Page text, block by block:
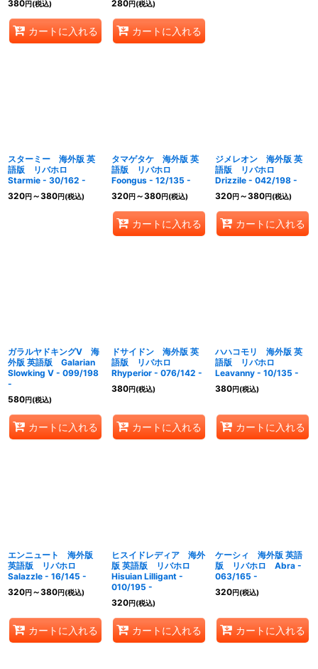
380円(税込)
カートに入れる
280円(税込)
カートに入れる
スターミー 海外版 英
語版 リバホロ
Starmie - 30/162 -
320円～380円(税込)
タマゲタケ 海外版 英
語版 リバホロ
Foongus - 12/135 -
320円～380円(税込)
カートに入れる
ジメレオン 海外版 英
語版 リバホロ
Drizzile - 042/198 -
320円～380円(税込)
カートに入れる
ガラルヤドキングV 海
外版 英語版 Galarian
Slowking V - 099/198
-
580円(税込)
カートに入れる
ドサイドン 海外版 英
語版 リバホロ
Rhyperior - 076/142 -
380円(税込)
カートに入れる
ハハコモリ 海外版 英
語版 リバホロ
Leavanny - 10/135 -
380円(税込)
カートに入れる
エンニュート 海外版
英語版 リバホロ
Salazzle - 16/145 -
320円～380円(税込)
カートに入れる
ヒスイドレディア 海外
版 英語版 リバホロ
Hisuian Lilligant -
010/195 -
320円(税込)
カートに入れる
ケーシィ 海外版 英語
版 リバホロ Abra -
063/165 -
320円(税込)
カートに入れる